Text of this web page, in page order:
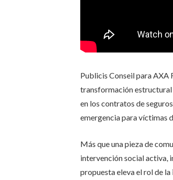
Publicis ConseilparaAXA
transformación estructural
en los contratos de
emergencia para víctimas
Más que una pieza de
intervención social activa,
propuesta eleva el rol de